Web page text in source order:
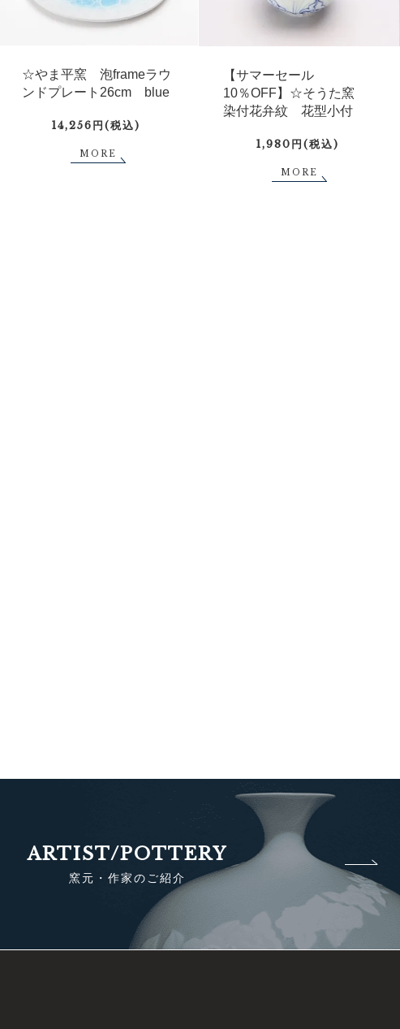
☆やま平窯 泡frameラウ
ンドプレート26cm blue
14,256円(税込)
MORE
【サマーセール
10％OFF】☆そうた窯
染付花弁紋 花型小付
1,980円(税込)
MORE
ARTIST/POTTERY
窯元・作家のご紹介